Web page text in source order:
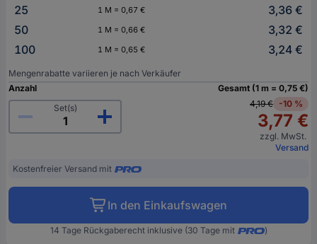
25
1 M = 0,67 €
3,36 €
50
1 M = 0,66 €
3,32 €
100
1 M = 0,65 € 3,24 €
Mengenrabatte variieren je nach Verkäufer
Anzahl
Set(s)
Gesamt (1 m = 0,75 €)
4,19 € -10 %
3,77 €
zzgl. MwSt.
Versand
Kostenfreier Versand mit
In den Einkaufswagen
14 Tage Rückgaberecht inklusive (30 Tage mit )